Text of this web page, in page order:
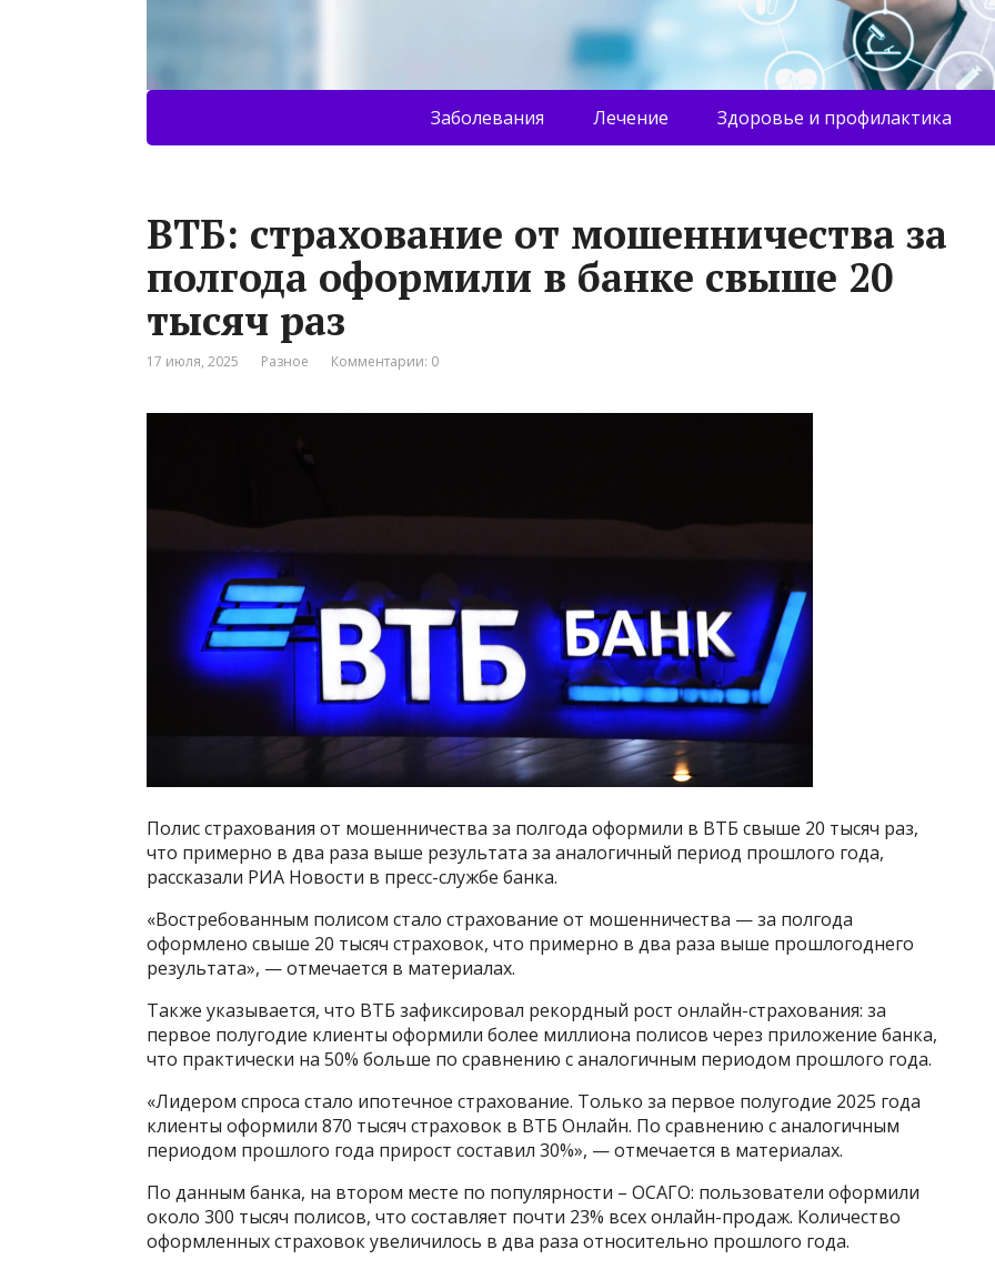
Заболевания Лечение Здоровье и профилактика
ВТБ: страхование от мошенничества за
полгода оформили в банке свыше 20
тысяч раз
17 июля, 2025 Разное Комментарии: 0
Полис страхования от мошенничества за полгода оформили в ВТБ свыше 20 тысяч раз,
что примерно в два раза выше результата за аналогичный период прошлого года,
рассказали РИА Новости в пресс-службе банка.
«Востребованным полисом стало страхование от мошенничества — за полгода
оформлено свыше 20 тысяч страховок, что примерно в два раза выше прошлогоднего
результата», — отмечается в материалах.
Также указывается, что ВТБ зафиксировал рекордный рост онлайн-страхования: за
первое полугодие клиенты оформили более миллиона полисов через приложение банка,
что практически на 50% больше по сравнению с аналогичным периодом прошлого года.
«Лидером спроса стало ипотечное страхование. Только за первое полугодие 2025 года
клиенты оформили 870 тысяч страховок в ВТБ Онлайн. По сравнению с аналогичным
периодом прошлого года прирост составил 30%», — отмечается в материалах.
По данным банка, на втором месте по популярности – ОСАГО: пользователи оформили
около 300 тысяч полисов, что составляет почти 23% всех онлайн-продаж. Количество
оформленных страховок увеличилось в два раза относительно прошлого года.